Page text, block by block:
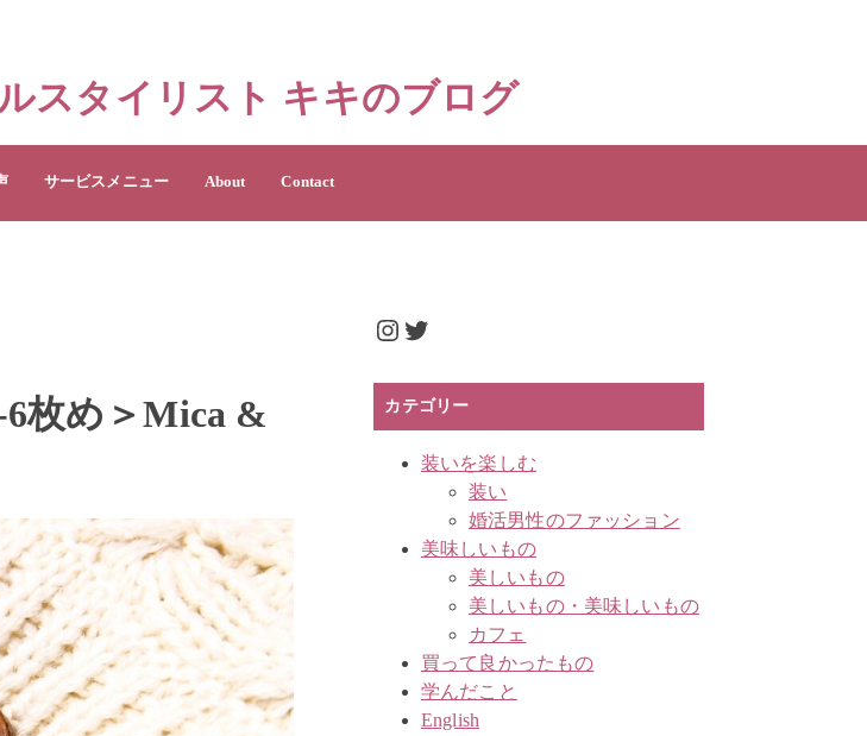
スタイリスト キキのブログ
サービスメニュー About Contact
枚め＞Mica &
Instagram
Twitter
カテゴリー
装いを楽しむ
装い
婚活男性のファッション
美味しいもの
美しいもの
美しいもの・美味しいもの
カフェ
買って良かったもの
学んだこと
English